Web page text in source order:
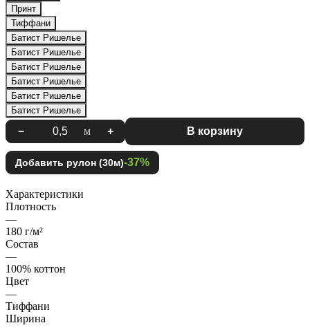
Принт
Тиффани
Батист Ришелье
Батист Ришелье
Батист Ришелье
Батист Ришелье
Батист Ришелье
Батист Ришелье
− м + В корзину
Добавить рулон (30м)-37%
Характеристики
Плотность
—
180 г/м²
Состав
—
100% коттон
Цвет
—
Тиффани
Ширина